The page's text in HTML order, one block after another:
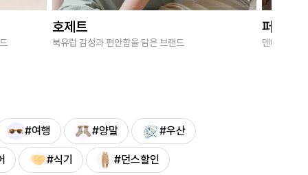
호제트
북유럽 감성과 편안함을 담은 브랜드
퍼브키
덴마크 감
#여행 #양말 #우산
#식기 #던스할인